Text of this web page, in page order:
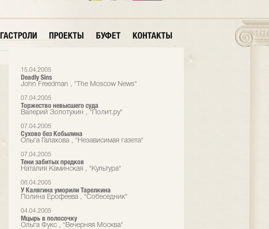
ГАСТРОЛИ ПРОЕКТЫ БУФЕТ КОНТАКТЫ
15.04.2005
Deadly Sins
John Freedman , "The Moscow News"
07.04.2005
Торжество невысшего суда
Валерий Золотухин , "Полит.ру"
07.04.2005
Сухово без Кобылина
Ольга Галахова , "Независимая газета"
07.04.2005
Тени забитых предков
Наталия Каминская , "Культура"
06.04.2005
У Калягина уморили Тарелкина
Полина Ерофеева , "Собеседник"
04.04.2005
Мцырь в полосочку
Ольга Фукс , "Вечерняя Москва"